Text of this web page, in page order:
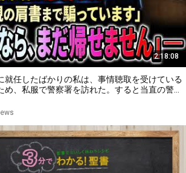
2:18:08
就任したばかりの私は、事情聴取を受けている
め、私服で警察署を訪れた。すると当直の警察
んは親の肩書まで騙っています。その態度な
ません」と怒鳴った――